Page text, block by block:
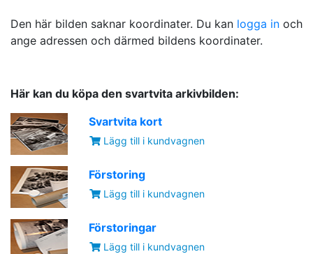
Den här bilden saknar koordinater. Du kan logga in och
ange adressen och därmed bildens koordinater.
Här kan du köpa den svartvita arkivbilden:
Svartvita kort
Lägg till i kundvagnen
Förstoring
Lägg till i kundvagnen
Förstoringar
Lägg till i kundvagnen